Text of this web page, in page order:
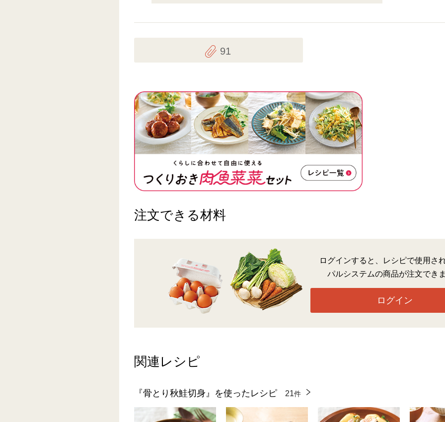
91
注文できる材料
ログインすると、レシピで使用さ
パルシステムの商品が注文でき
ログイン
関連レシピ
『骨とり秋鮭切身』を使ったレシピ 21 件